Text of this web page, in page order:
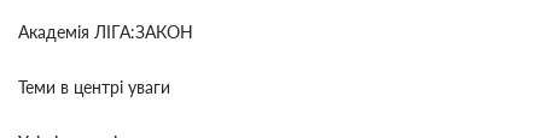
Академія ЛІГА:ЗАКОН
Теми в центрі уваги